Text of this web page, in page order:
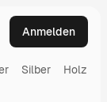
Anmelden
Silber Holz